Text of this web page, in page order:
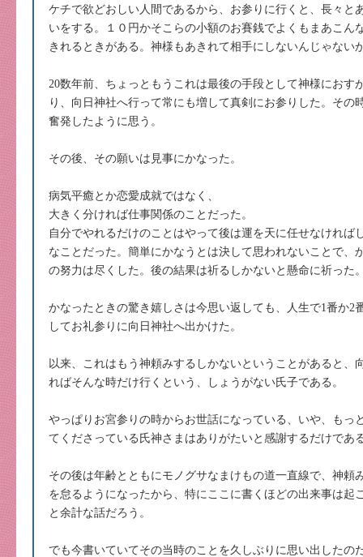
ケチで欲どおしい人間であるから、お参りに行くと、長々と
いをする。１０円かそこらの小額のお賽銭でよくもまあこん
きれるときがある。神様もあきれて相手にしないんじゃない
20数年前、ちょっともうこれは最後の手段として神様におす
り、向日神社へ行って常にも増して真剣にお参りした。その
奮発したように思う。
その後、その願いは見事にかなった。
病気平癒とか恋愛成就ではなく、
大きく分ければ仕事関係のことだった。
自分でやれるだけのことはやって後は運を天に任せなければ
なことだった。簡単にかなうとは決して思われないことで、
の努力は尽くした。後の結果は祈るしかないと懸命に祈った
かなったときの驚き嬉しさは今思い返しても、人生で1番か2
してお礼参りに向日神社へ出かけた。
以来、これはもう神頼みするしかないということがあると、
ればそんな時だけ行くという、しょうがない氏子である。
やっぱりお宮参りの時からお世話になっている、いや、もっ
てくださっている氏神さまはありがたいと感謝するだけであ
その後は年齢とともにモノグサなまけもの道一直線で、神頼
を怠るようになったから、特にここに書くほどの出来事は起
と余計な話だろう。
でも今書いていてその当時のことを久しぶりに思い出したの